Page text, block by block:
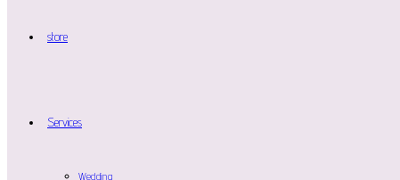
store
Services
Wedding